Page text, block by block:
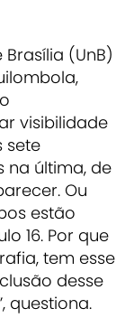
(UnB)
visibilidade
sete
na última, de
Ou
estão
16. Por que
tem esse
desse
questiona.